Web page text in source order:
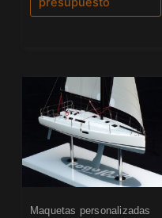
Maquetas personalizadas